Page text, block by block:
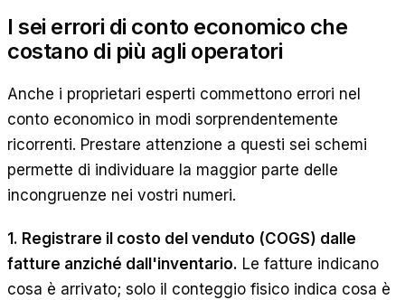
I sei errori di conto economico che
costano di più agli operatori
Anche i proprietari esperti commettono errori nel
conto economico in modi sorprendentemente
ricorrenti. Prestare attenzione a questi sei schemi
permette di individuare la maggior parte delle
incongruenze nei vostri numeri.
1. Registrare il costo del venduto (COGS) dalle
fatture anziché dall'inventario. Le fatture indicano
cosa è arrivato; solo il conteggio fisico indica cosa è